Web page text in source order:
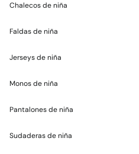
Chalecos de niña
Faldas de niña
Jerseys de niña
Monos de niña
Pantalones de niña
Sudaderas de niña